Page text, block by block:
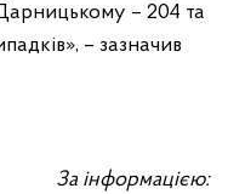
– 204 та
– зазначив
За інформацією: